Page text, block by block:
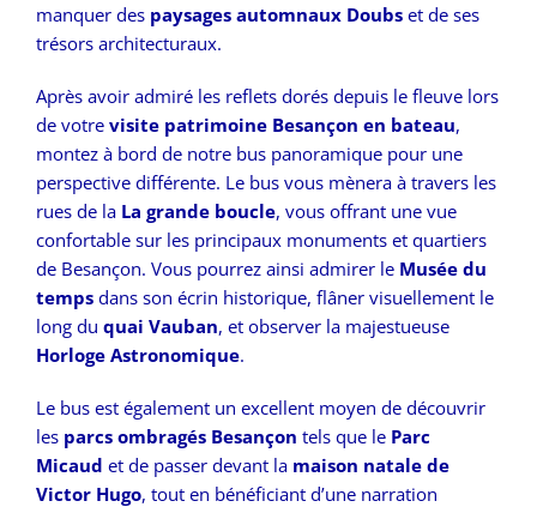
manquer des paysages automnaux Doubs et de ses
trésors architecturaux.
Après avoir admiré les reflets dorés depuis le fleuve lors
de votre visite patrimoine Besançon en bateau,
montez à bord de notre bus panoramique pour une
perspective différente. Le bus vous mènera à travers les
rues de la La grande boucle, vous offrant une vue
confortable sur les principaux monuments et quartiers
de Besançon. Vous pourrez ainsi admirer le Musée du
temps dans son écrin historique, flâner visuellement le
long du quai Vauban, et observer la majestueuse
Horloge Astronomique.
Le bus est également un excellent moyen de découvrir
les parcs ombragés Besançon tels que le Parc
Micaud et de passer devant la maison natale de
Victor Hugo, tout en bénéficiant d’une narration